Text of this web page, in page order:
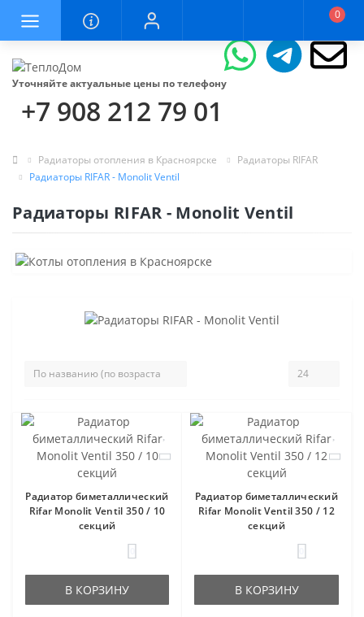
0
Уточняйте актуальные цены по телефону
+7 908 212 79 01
Радиаторы отопления в Красноярске
Радиаторы RIFAR
Радиаторы RIFAR - Monolit Ventil
Радиаторы RIFAR - Monolit Ventil
Радиатор биметаллический
Rifar Monolit Ventil 350 / 10
секций
В КОРЗИНУ
Радиатор биметаллический
Rifar Monolit Ventil 350 / 12
секций
В КОРЗИНУ